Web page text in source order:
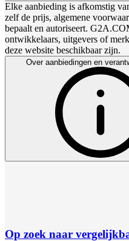
Elke aanbieding is afkomstig
zelf de prijs, algemene
bepaalt en autoriseert.
ontwikkelaars, uitgevers of
deze website beschikbaar zijn.
Over aanbiedingen en
Op zoek naar